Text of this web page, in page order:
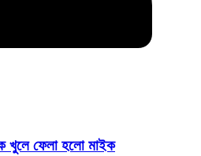
খুলে ফেলা হলো মাইক